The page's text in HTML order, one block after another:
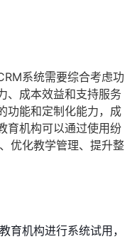
系统需要综合考虑功
、成本效益和支持服务
功能和定制化能力，成
育机构可以通过使用纷
优化教学管理、提升整
育机构进行系统试用，